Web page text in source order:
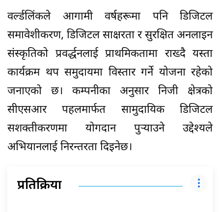
वर्ल्डलिंकले आगामी वर्षहरूमा पनि डिजिटल
समावेशीकरण, डिजिटल साक्षरता र सुरक्षित अनलाइन
संस्कृतिको प्रवर्द्धनलाई प्राथमिकतामा राख्दै यस्ता
कार्यक्रम थप समुदायमा विस्तार गर्ने योजना रहेको
जनाएको छ। कम्पनीका अनुसार निजी क्षेत्रको
सीएसआर पहलमार्फत सामुदायिक डिजिटल
सशक्तीकरणमा योगदान पुर्‍याउने उद्देश्यले
अभियानलाई निरन्तरता दिइनेछ।
प्रतिक्रिया